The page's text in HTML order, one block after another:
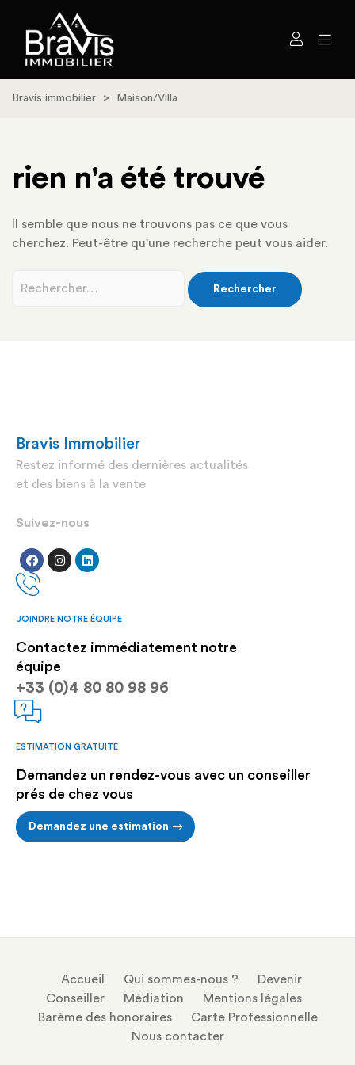
Bravis immobilier > Maison/Villa
rien n'a été trouvé
Il semble que nous ne trouvons pas ce que vous
cherchez. Peut-être qu'une recherche peut vous aider.
Bravis Immobilier
Restez informé des dernières actualités
et des biens à la vente
Suivez-nous
JOINDRE NOTRE ÉQUIPE
Contactez immédiatement notre
équipe
+33 (0)4 80 80 98 96
ESTIMATION GRATUITE
Demandez un rendez-vous avec un conseiller
prés de chez vous
Demandez une estimation
Accueil Qui sommes-nous ?
Devenir
Conseiller
Médiation
Mentions légales
Barème des honoraires
Carte Professionnelle
Nous contacter